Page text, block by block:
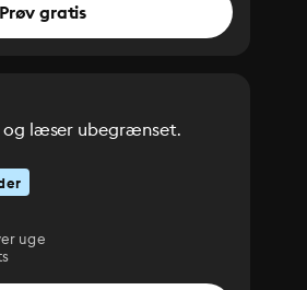
Prøv gratis
læser ubegrænset.
uge